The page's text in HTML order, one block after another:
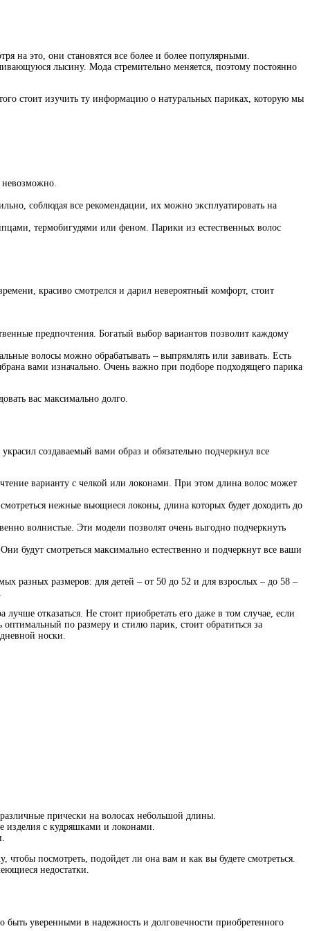
на это, они становятся все более и более популярными.
лысину. Мода стремительно меняется, поэтому постоянно
стоит изучить ту информацию о натуральных париках, которую мы
невозможно.
соблюдая все рекомендации, их можно эксплуатировать на
термобигудями или феном. Парики из естественных волос
красиво смотрелся и дарил невероятный комфорт, стоит
предпочтения. Богатый выбор вариантов позволит каждому
волосы можно обрабатывать – выпрямлять или завивать. Есть
вами изначально. Очень важно при подборе подходящего парика
вас максимально долго.
создаваемый вами образ и обязательно подчеркнул все
варианту с челкой или локонами. При этом длина волос может
нежные вьющиеся локоны, длина которых будет доходить до
волнистые. Эти модели позволят очень выгодно подчеркнуть
будут смотреться максимально естественно и подчеркнут все ваши
разных размеров: для детей – от 50 до 52 и для взрослых – до 58 –
отказаться. Не стоит приобретать его даже в том случае, если
по размеру и стилю парик, стоит обратиться за
носки.
прически на волосах небольшой длины.
с кудряшками и локонами.
посмотреть, подойдет ли она вам и как вы будете смотреться.
недостатки.
быть уверенными в надежность и долговечности приобретенного